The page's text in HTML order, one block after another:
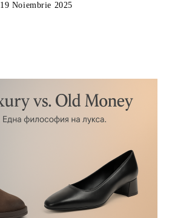
19 Noiembrie 2025